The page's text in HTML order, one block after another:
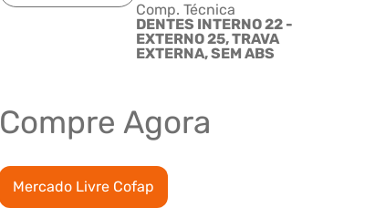
Comp. Técnica
DENTES INTERNO 22 -
EXTERNO 25, TRAVA
EXTERNA, SEM ABS
Compre Agora
Mercado Livre Cofap